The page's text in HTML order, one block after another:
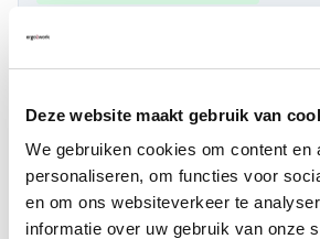
Deze website maakt gebruik van
We gebruiken cookies om content en
personaliseren, om functies voor
en om ons websiteverkeer te
informatie over uw gebruik van onze
Verfügbar
Lieferzeit: 3-6 Wochen
Anzahl: